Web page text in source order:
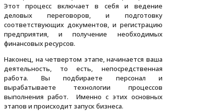
Этот процесс включает в себя и ведение
деловых переговоров, и подготовку
соответствующих документов, и регистрацию
предприятия, и получение необходимых
финансовых ресурсов.
Наконец, на четвертом этапе, начинается ваша
деятельность, то есть, непосредственная
работа. Вы подбираете персонал и
вырабатываете технологии процессов
выполнения работ. Именно с этих основных
этапов и происходит запуск бизнеса.